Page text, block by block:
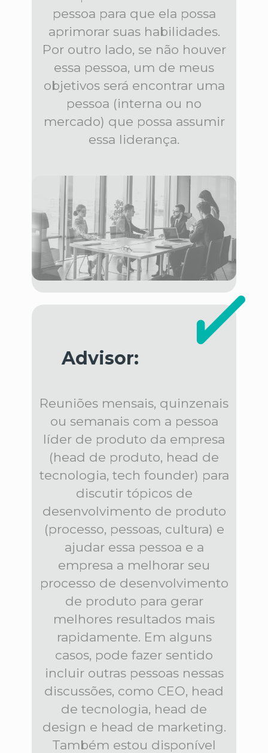
pessoa para que ela possa
aprimorar suas habilidades.
Por outro lado, se não houver
essa pessoa, um de meus
objetivos será encontrar uma
pessoa (interna ou no
mercado) que possa assumir
essa liderança.
Advisor:
Reuniões mensais, quinzenais
ou semanais com a pessoa
líder de produto da empresa
(head de produto, head de
tecnologia, tech founder) para
discutir tópicos de
desenvolvimento de produto
(processo, pessoas, cultura) e
ajudar essa pessoa e a
empresa a melhorar seu
processo de desenvolvimento
de produto para gerar
melhores resultados mais
rapidamente. Em alguns
casos, pode fazer sentido
incluir outras pessoas nessas
discussões, como CEO, head
de tecnologia, head de
design e head de marketing.
Também estou disponível